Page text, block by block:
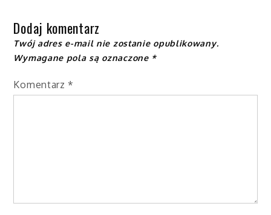
Dodaj komentarz
Twój adres e-mail nie zostanie opublikowany.
Wymagane pola są oznaczone *
Komentarz *